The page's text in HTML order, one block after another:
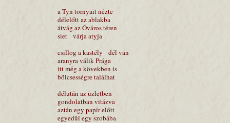
a Tyn tornyait nézte
délelőtt az ablakba
átvág az Óváros téren
siet várja atyja
csillog a kastély dél van
aranyra válik Prága
itt még a kövekben is
bölcsességre találhat
délután az üzletben
gondolatban vitázva
aztán egy papír előtt
egyedül egy szobába